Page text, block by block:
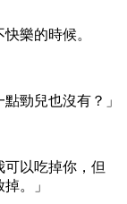
樂的時候。
勁兒也沒有？」
以吃掉你，但
。」